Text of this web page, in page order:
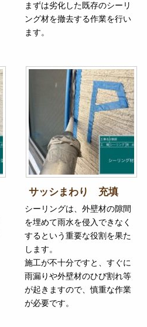
まずは劣化した既存のシーリ
ング材を撤去する作業を行い
ます。
サッシまわり 充填
シーリングは、外壁材の隙間
を埋めて雨水を侵入できなく
するという重要な役割を果た
します。
施工が不十分ですと、すぐに
雨漏りや外壁材のひび割れ等
が起きますので、慎重な作業
が必要です。